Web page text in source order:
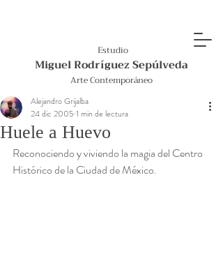
Estudio
Miguel Rodríguez Sepúlveda
Arte Contemporáneo
Huele a Huevo
Alejandro Grijalba
24 dic 2005 1 min de lectura
Reconociendo y viviendo la magia del Centro
Histórico de la Ciudad de México.